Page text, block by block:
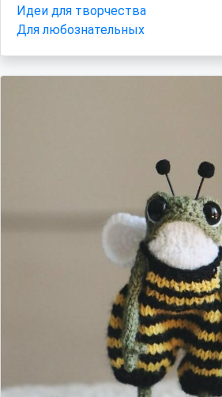
Идеи для творчества
Для любознательных